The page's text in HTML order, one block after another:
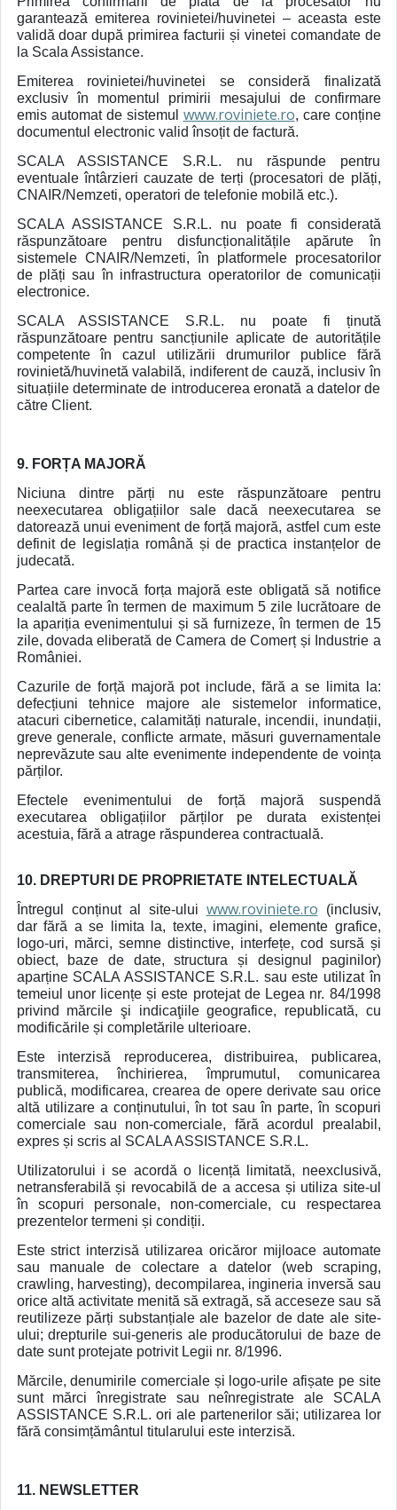
garantează emiterea rovinietei/huvinetei – aceasta este
validă doar după primirea facturii și vinetei comandate de
la Scala Assistance.
Emiterea rovinietei/huvinetei se consideră finalizată
exclusiv în momentul primirii mesajului de confirmare
emis automat de sistemul www.roviniete.ro, care conține
documentul electronic valid însoțit de factură.
SCALA ASSISTANCE S.R.L. nu răspunde pentru
eventuale întârzieri cauzate de terți (procesatori de plăți,
CNAIR/Nemzeti, operatori de telefonie mobilă etc.).
SCALA ASSISTANCE S.R.L. nu poate fi considerată
răspunzătoare pentru disfuncționalitățile apărute în
sistemele CNAIR/Nemzeti, în platformele procesatorilor
de plăți sau în infrastructura operatorilor de comunicații
electronice.
SCALA ASSISTANCE S.R.L. nu poate fi ținută
răspunzătoare pentru sancțiunile aplicate de autoritățile
competente în cazul utilizării drumurilor publice fără
rovinietă/huvinetă valabilă, indiferent de cauză, inclusiv în
situațiile determinate de introducerea eronată a datelor de
către Client.
9. FORȚA MAJORĂ
Niciuna dintre părți nu este răspunzătoare pentru
neexecutarea obligațiilor sale dacă neexecutarea se
datorează unui eveniment de forță majoră, astfel cum este
definit de legislația română și de practica instanțelor de
judecată.
Partea care invocă forța majoră este obligată să notifice
cealaltă parte în termen de maximum 5 zile lucrătoare de
la apariția evenimentului și să furnizeze, în termen de 15
zile, dovada eliberată de Camera de Comerț și Industrie a
României.
Cazurile de forță majoră pot include, fără a se limita la:
defecțiuni tehnice majore ale sistemelor informatice,
atacuri cibernetice, calamități naturale, incendii, inundații,
greve generale, conflicte armate, măsuri guvernamentale
neprevăzute sau alte evenimente independente de voința
părților.
Efectele evenimentului de forță majoră suspendă
executarea obligațiilor părților pe durata existenței
acestuia, fără a atrage răspunderea contractuală.
10. DREPTURI DE PROPRIETATE INTELECTUALĂ
Întregul conținut al site-ului www.roviniete.ro (inclusiv,
dar fără a se limita la, texte, imagini, elemente grafice,
logo-uri, mărci, semne distinctive, interfețe, cod sursă și
obiect, baze de date, structura și designul paginilor)
aparține SCALA ASSISTANCE S.R.L. sau este utilizat în
temeiul unor licențe și este protejat de Legea nr. 84/1998
privind mărcile şi indicaţiile geografice, republicată, cu
modificările și completările ulterioare.
Este interzisă reproducerea, distribuirea, publicarea,
transmiterea, închirierea, împrumutul, comunicarea
publică, modificarea, crearea de opere derivate sau orice
altă utilizare a conținutului, în tot sau în parte, în scopuri
comerciale sau non-comerciale, fără acordul prealabil,
expres și scris al SCALA ASSISTANCE S.R.L.
Utilizatorului i se acordă o licență limitată, neexclusivă,
netransferabilă și revocabilă de a accesa și utiliza site-ul
în scopuri personale, non-comerciale, cu respectarea
prezentelor termeni și condiții.
Este strict interzisă utilizarea oricăror mijloace automate
sau manuale de colectare a datelor (web scraping,
crawling, harvesting), decompilarea, ingineria inversă sau
orice altă activitate menită să extragă, să acceseze sau să
reutilizeze părți substanțiale ale bazelor de date ale site-
ului; drepturile sui-generis ale producătorului de baze de
date sunt protejate potrivit Legii nr. 8/1996.
Mărcile, denumirile comerciale și logo-urile afișate pe site
sunt mărci înregistrate sau neînregistrate ale SCALA
ASSISTANCE S.R.L. ori ale partenerilor săi; utilizarea lor
fără consimțământul titularului este interzisă.
11. NEWSLETTER